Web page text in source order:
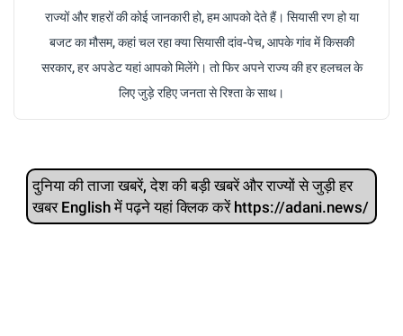
राज्यों और शहरों की कोई जानकारी हो, हम आपको देते हैं। सियासी रण हो या
बजट का मौसम, कहां चल रहा क्या सियासी दांव-पेच, आपके गांव में किसकी
सरकार, हर अपडेट यहां आपको मिलेंगे। तो फिर अपने राज्य की हर हलचल के
लिए जुड़े रहिए जनता से रिश्ता के साथ।
दुनिया की ताजा खबरें, देश की बड़ी खबरें और राज्‍यों से जुड़ी हर
खबर English में पढ़ने यहां क्लिक करें https://adani.news/